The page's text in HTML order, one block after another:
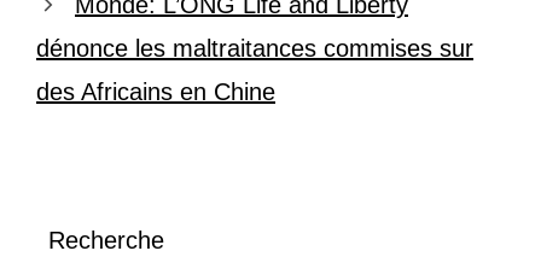
Monde: L’ONG Life and Liberty
dénonce les maltraitances commises sur
des Africains en Chine
Recherche